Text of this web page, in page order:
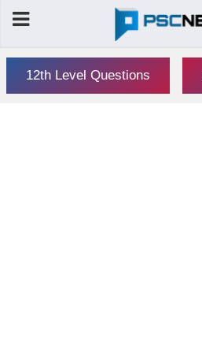
12th Level Questions